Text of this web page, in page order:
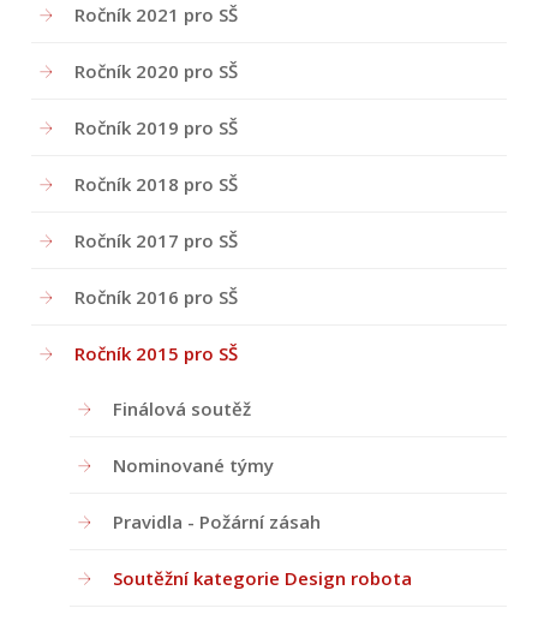
Ročník 2021 pro SŠ
Ročník 2020 pro SŠ
Ročník 2019 pro SŠ
Ročník 2018 pro SŠ
Ročník 2017 pro SŠ
Ročník 2016 pro SŠ
Ročník 2015 pro SŠ
Finálová soutěž
Nominované týmy
Pravidla - Požární zásah
Soutěžní kategorie Design robota